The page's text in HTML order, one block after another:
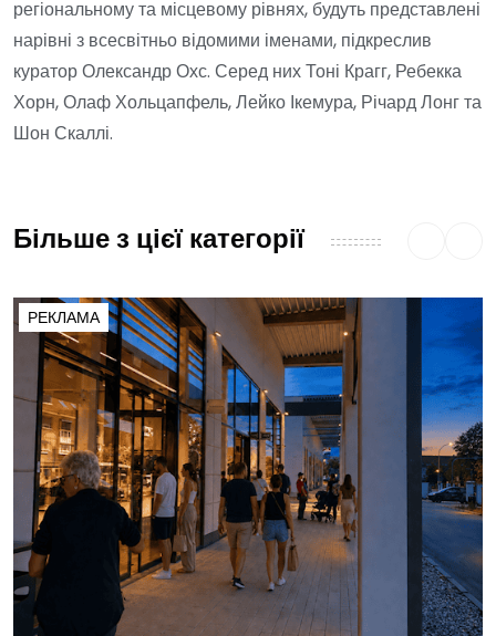
регіональному та місцевому рівнях, будуть представлені
нарівні з всесвітньо відомими іменами, підкреслив
куратор Олександр Охс. Серед них Тоні Крагг, Ребекка
Хорн, Олаф Хольцапфель, Лейко Ікемура, Річард Лонг та
Шон Скаллі.
Більше з цієї категорії
РЕКЛАМА